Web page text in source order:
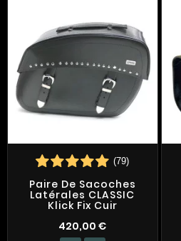
(79)
Paire De Sacoches
Latérales CLASSIC
Klick Fix Cuir
420,00 €